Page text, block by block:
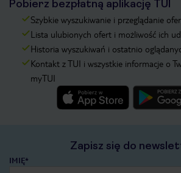
Pobierz bezpłatną aplikację TUI
Szybkie wyszukiwanie i przeglądanie
Lista ulubionych ofert i możliwość ich
Historia wyszukiwań i ostatnio
Kontakt z TUI i wszystkie informacje o
myTUI
Zapisz się do
IMIĘ*